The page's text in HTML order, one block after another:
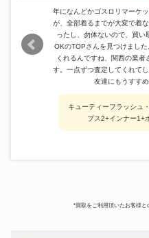
Metamorphose ワンピース ノ
BABY THE STARS SHINE
BRIGHT
ブラック＆ホ
metamorphose ブラウス&ス
別珍シャーリ
ンワンピース
アリスメイド
ケープ ベロア
metamorphose temps de fille
ラッパ袖プリ
年になんどかゴスロリマーケ
が、全部着るまでが大変で着
ったし、勿体ないので、買い
OKのTOPさんを見つけまし
くれるんですね、関西の業
す。一点ずつ査定してくれて
友達にもうすす
キューティーフラッシュ
プス2+インナー1+
*買取をご利用頂いたお客様と